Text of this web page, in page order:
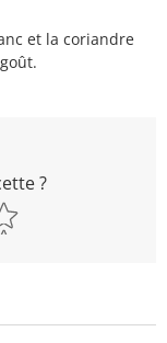
et la coriandre
?